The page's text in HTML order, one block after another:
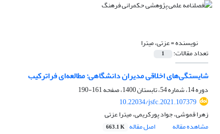
نویسنده =عزتی، میترا
تعداد مقالات: 1
شایستگی‌های اخلاقی مدیران دانشگاهی: مطالعه‌ای فراترکیب
دوره 14، شماره 54، تابستان 1400، صفحه
161-190
10.22034/jsfc.2021.107379
زهرا قموشی، جواد پورکریمی، میترا عزتی
مشاهده مقاله
اصل مقاله 663.1 K